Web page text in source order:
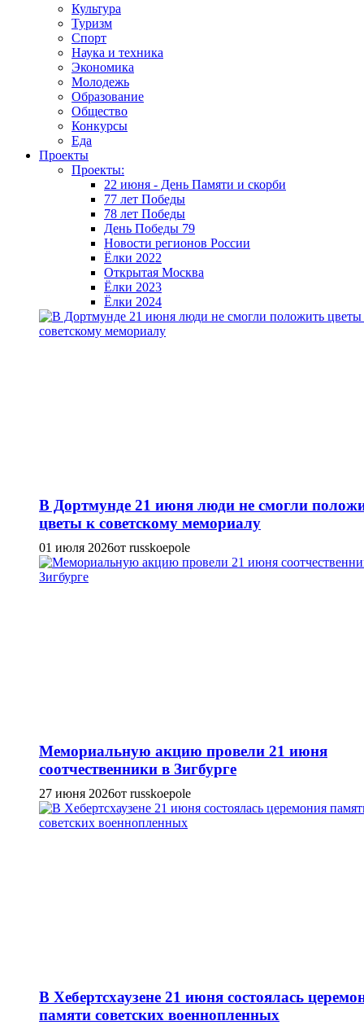
Культура
Туризм
Спорт
Наука и техника
Экономика
Молодежь
Образование
Общество
Конкурсы
Еда
Проекты
Проекты:
22 июня - День Памяти и скорби
77 лет Победы
78 лет Победы
День Победы 79
Новости регионов России
Ёлки 2022
Открытая Москва
Ёлки 2023
Ёлки 2024
В Дортмунде 21 июня люди не смогли
цветы к советскому мемориалу
01 июля 2026от russkoepole
Мемориальную акцию провели 21 июня
соотчественники в Зигбурге
27 июня 2026от russkoepole
В Хебертсхаузене 21 июня состоялась
памяти советских военнопленных